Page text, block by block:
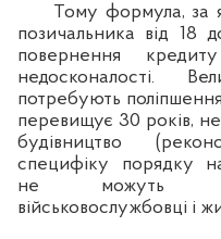
Тому формула, за
позичальника від
повернення
недосконалості.
потребують
перевищує 30 років,
будівництво
специфіку порядку
не можуть
військовослужбовці і